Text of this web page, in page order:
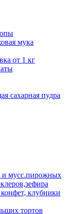
мука
от 1 кг
сахарная пудра
и мусс.пирожных
клубники
тортов